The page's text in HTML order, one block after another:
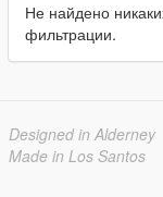
Не найдено
фильтрации.
Designed in Alderney
Made in Los Santos